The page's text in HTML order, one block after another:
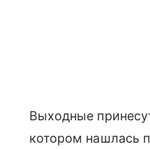
Выходные
котором нашлась